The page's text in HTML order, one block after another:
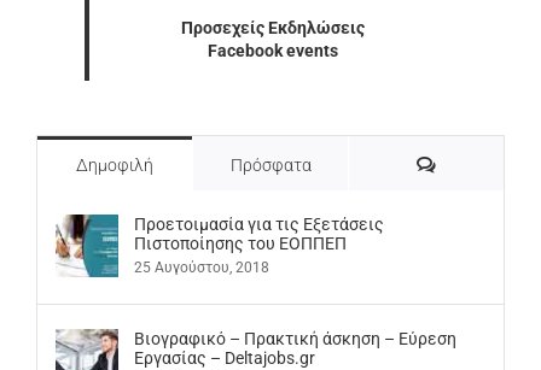
Προσεχείς Εκδηλώσεις
Facebook events
Δημοφιλή Πρόσφατα Σχόλια
Προετοιμασία για τις Εξετάσεις
Πιστοποίησης του ΕΟΠΠΕΠ
25 Αυγούστου, 2018
Βιογραφικό – Πρακτική άσκηση – Εύρεση
Εργασίας – Deltajobs.gr